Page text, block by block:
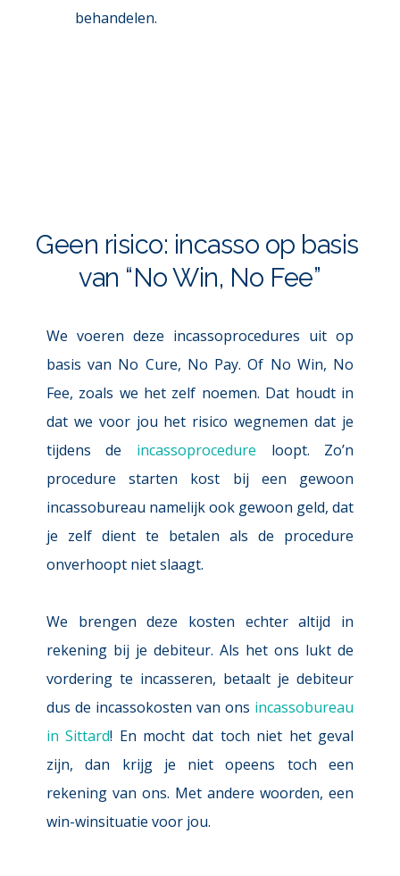
behandelen.
Geen risico: incasso op basis
van “No Win, No Fee”
We voeren deze incassoprocedures uit op
basis van No Cure, No Pay. Of No Win, No
Fee, zoals we het zelf noemen. Dat houdt in
dat we voor jou het risico wegnemen dat je
tijdens de incassoprocedure loopt. Zo’n
procedure starten kost bij een gewoon
incassobureau namelijk ook gewoon geld, dat
je zelf dient te betalen als de procedure
onverhoopt niet slaagt.
We brengen deze kosten echter altijd in
rekening bij je debiteur. Als het ons lukt de
vordering te incasseren, betaalt je debiteur
dus de incassokosten van ons incassobureau
in Sittard! En mocht dat toch niet het geval
zijn, dan krijg je niet opeens toch een
rekening van ons. Met andere woorden, een
win-winsituatie voor jou.